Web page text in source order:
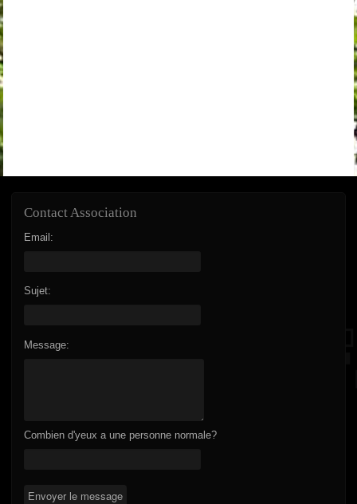
Contact Association
Email:
Sujet:
Message:
Combien d'yeux a une personne normale?